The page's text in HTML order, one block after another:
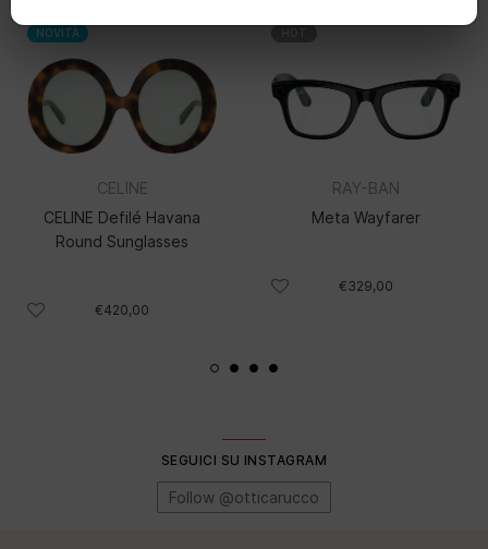
NOVITÀ
CELINE
CELINE Defilé Havana
Round Sunglasses
€420,00
RAY-BAN
Meta Wayfarer
€329,00
SEGUICI SU INSTAGRAM
Follow @otticarucco